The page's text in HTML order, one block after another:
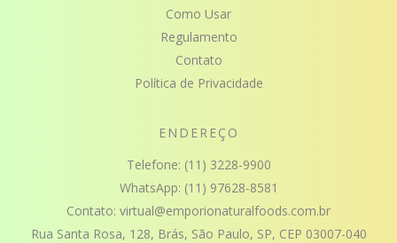
Como Usar
Regulamento
Contato
Política de Privacidade
ENDEREÇO
Telefone: (11) 3228-9900
WhatsApp: (11) 97628-8581
Contato: virtual@emporionaturalfoods.com.br
Rua Santa Rosa, 128, Brás, São Paulo, SP, CEP 03007-040